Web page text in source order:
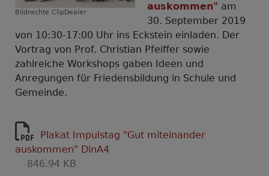
Bildrechte ClipDealer
auskommen" am
30. September 2019
von 10:30-17:00 Uhr ins Eckstein einladen. Der
Vortrag von Prof. Christian Pfeiffer sowie
zahlreiche Workshops gaben Ideen und
Anregungen für Friedensbildung in Schule und
Gemeinde.
Plakat Impulstag "Gut miteinander
auskommen" DinA4
846.94 KB